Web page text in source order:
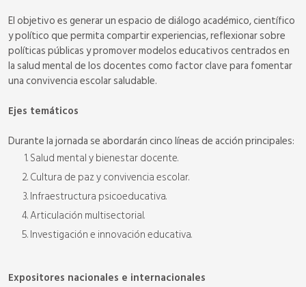
El objetivo es generar un espacio de diálogo académico, científico
y político que permita compartir experiencias, reflexionar sobre
políticas públicas y promover modelos educativos centrados en
la salud mental de los docentes como factor clave para fomentar
una convivencia escolar saludable.
Ejes temáticos
Durante la jornada se abordarán cinco líneas de acción principales:
Salud mental y bienestar docente.
Cultura de paz y convivencia escolar.
Infraestructura psicoeducativa.
Articulación multisectorial.
Investigación e innovación educativa.
Expositores nacionales e internacionales